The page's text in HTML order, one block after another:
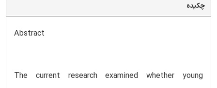
چکیده
Abstract
The current research examined whether young